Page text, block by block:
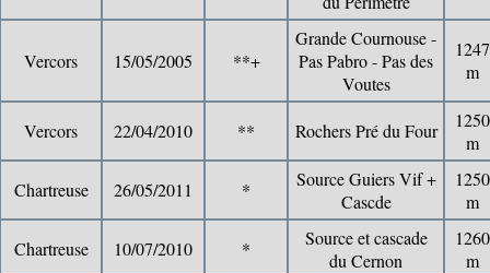
Vercors 15/05/2005 **+
Grande Cournouse -
Pas Pabro - Pas des
Voutes
1247
m
Vercors 22/04/2010 ** Rochers Pré du Four
1250
m
Chartreuse 26/05/2011 *
Source Guiers Vif +
Cascde
1250
m
Chartreuse 10/07/2010 *
Source et cascade
du Cernon
1260
m